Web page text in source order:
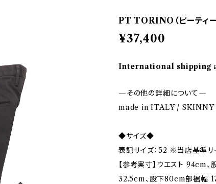
PT TORINO（ピーティ
¥37,400
International shipping
—その他の詳細について—
made in ITALY /
◆サイズ◆
表記サイズ：52 ※当店基準サ
【参考実寸】ウエスト 94cm
32.5cm、股下80cm部裾幅